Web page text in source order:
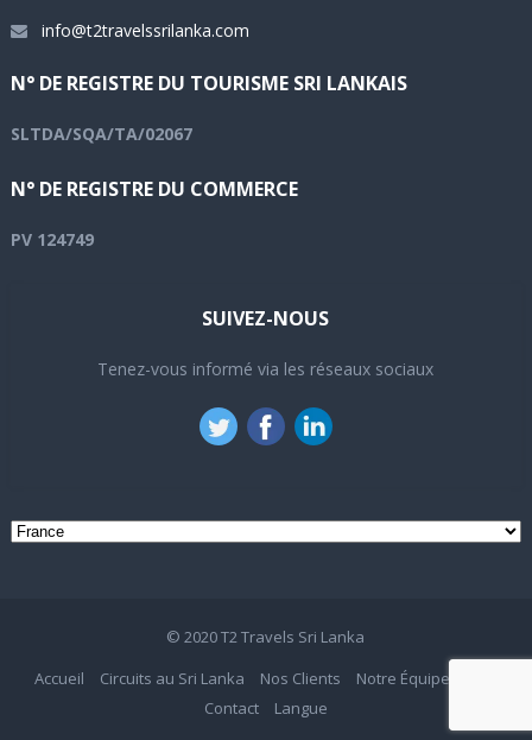
info@t2travelssrilanka.com
N° DE REGISTRE DU TOURISME SRI LANKAIS
SLTDA/SQA/TA/02067
N° DE REGISTRE DU COMMERCE
PV 124749
SUIVEZ-NOUS
Tenez-vous informé via les réseaux sociaux
© 2020T2 Travels Sri Lanka
Accueil
Circuits au Sri Lanka Nos Clients Notre Équipe
Contact
Langue